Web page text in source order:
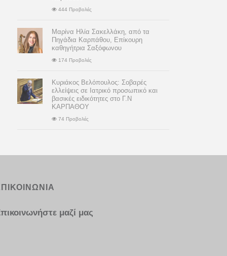
444 Προβολές
Μαρίνα Ηλία Σακελλάκη, από τα
Πηγάδια Καρπάθου, Επίκουρη
καθηγήτρια Σαξόφωνου
174 Προβολές
Κυριάκος Βελόπουλος: Σοβαρές
ελλείψεις σε Ιατρικό προσωπικό και
βασικές ειδικότητες στο Γ.Ν
ΚΑΡΠΑΘΟΥ
74 Προβολές
μαζί μας